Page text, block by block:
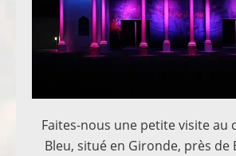
Faites-nous une petite visite au
Bleu, situé en Gironde, près de